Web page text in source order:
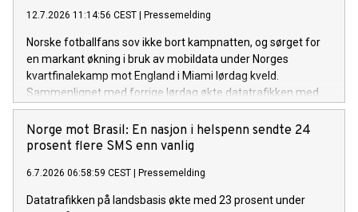
12.7.2026 11:14:56 CEST Pressemelding
Norske fotballfans sov ikke bort kampnatten, og sørget for
en markant økning i bruk av mobildata under Norges
kvartfinalekamp mot England i Miami lørdag kveld.
Sammenlignet med forrige lørdag økte datatrafikken med
26 prosent, mens SMS-trafikken økte med hele 70 prosent.
Økningen var spesielt stor i Oslo sentrum.
Norge mot Brasil: En nasjon i helspenn sendte 24
prosent flere SMS enn vanlig
6.7.2026 06:58:59 CEST Pressemelding
Datatrafikken på landsbasis økte med 23 prosent under